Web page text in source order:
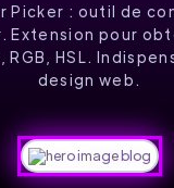
Picker : outil de
Extension pour
RGB, HSL.
design web.